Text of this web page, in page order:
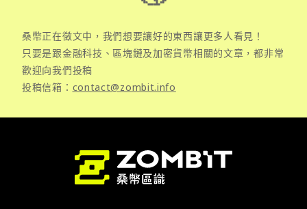
桑幣正在徵文中，我們想要讓好的東西讓更多人看見！
只要是跟金融科技、區塊鏈及加密貨幣相關的文章，都非常
歡迎向我們投稿
投稿信箱： contact@zombit.info